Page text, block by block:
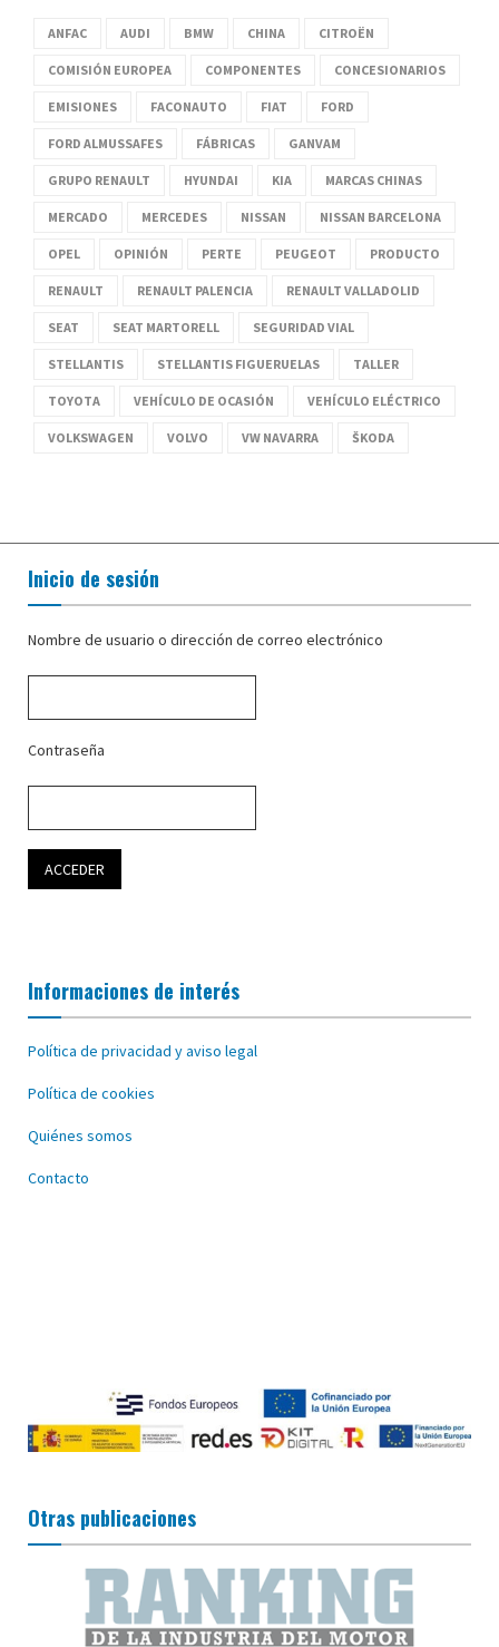
ANFAC AUDI BMW CHINA CITROËN
COMISIÓN EUROPEA COMPONENTES CONCESIONARIOS
EMISIONES FACONAUTO FIAT FORD
FORD ALMUSSAFES FÁBRICAS GANVAM
GRUPO RENAULT HYUNDAI KIA MARCAS CHINAS
MERCADO MERCEDES NISSAN NISSAN BARCELONA
OPEL OPINIÓN PERTE PEUGEOT PRODUCTO
RENAULT RENAULT PALENCIA RENAULT VALLADOLID
SEAT SEAT MARTORELL SEGURIDAD VIAL
STELLANTIS STELLANTIS FIGUERUELAS TALLER
TOYOTA VEHÍCULO DE OCASIÓN VEHÍCULO ELÉCTRICO
VOLKSWAGEN VOLVO VW NAVARRA ŠKODA
Inicio de sesión
Nombre de usuario o dirección de correo electrónico
Contraseña
Informaciones de interés
Política de privacidad y aviso legal
Política de cookies
Quiénes somos
Contacto
Otras publicaciones